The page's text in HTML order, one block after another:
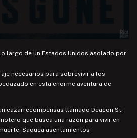
largo de un Estados Unidos asolado por
necesarios para sobrevivir a los
en esta enorme aventura de
cazarrecompensas llamado Deacon St.
que busca una razón para vivir en
Saquea asentamientos